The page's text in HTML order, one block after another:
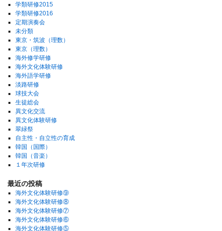
学類研修2015
学類研修2016
定期演奏会
未分類
東京・筑波（理数）
東京（理数）
海外修学研修
海外文化体験研修
海外語学研修
淡路研修
球技大会
生徒総会
異文化交流
異文化体験研修
翠緑祭
自主性・自立性の育成
韓国（国際）
韓国（音楽）
１年次研修
最近の投稿
海外文化体験研修⑨
海外文化体験研修⑧
海外文化体験研修⑦
海外文化体験研修⑥
海外文化体験研修⑤